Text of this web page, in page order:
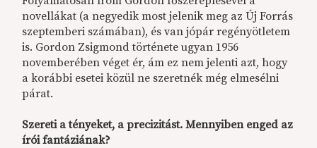
novellákat (a negyedik most jelenik meg az Új Forrás
szeptemberi számában), és van jópár regényötletem
is. Gordon Zsigmond története ugyan 1956
novemberében véget ér, ám ez nem jelenti azt, hogy
a korábbi esetei közül ne szeretnék még elmesélni
párat.
Szereti a tényeket, a precizitást. Mennyiben enged az
írói fantáziának?